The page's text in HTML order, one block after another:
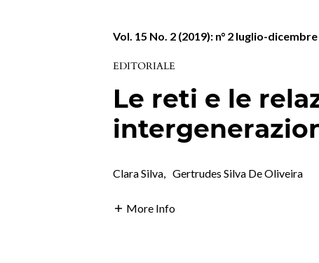
Vol. 15 No. 2 (2019): n° 2 luglio-
EDITORIALE
Le reti e le
Clara Silva, Gertrudes Silva De Oliveira
More Info